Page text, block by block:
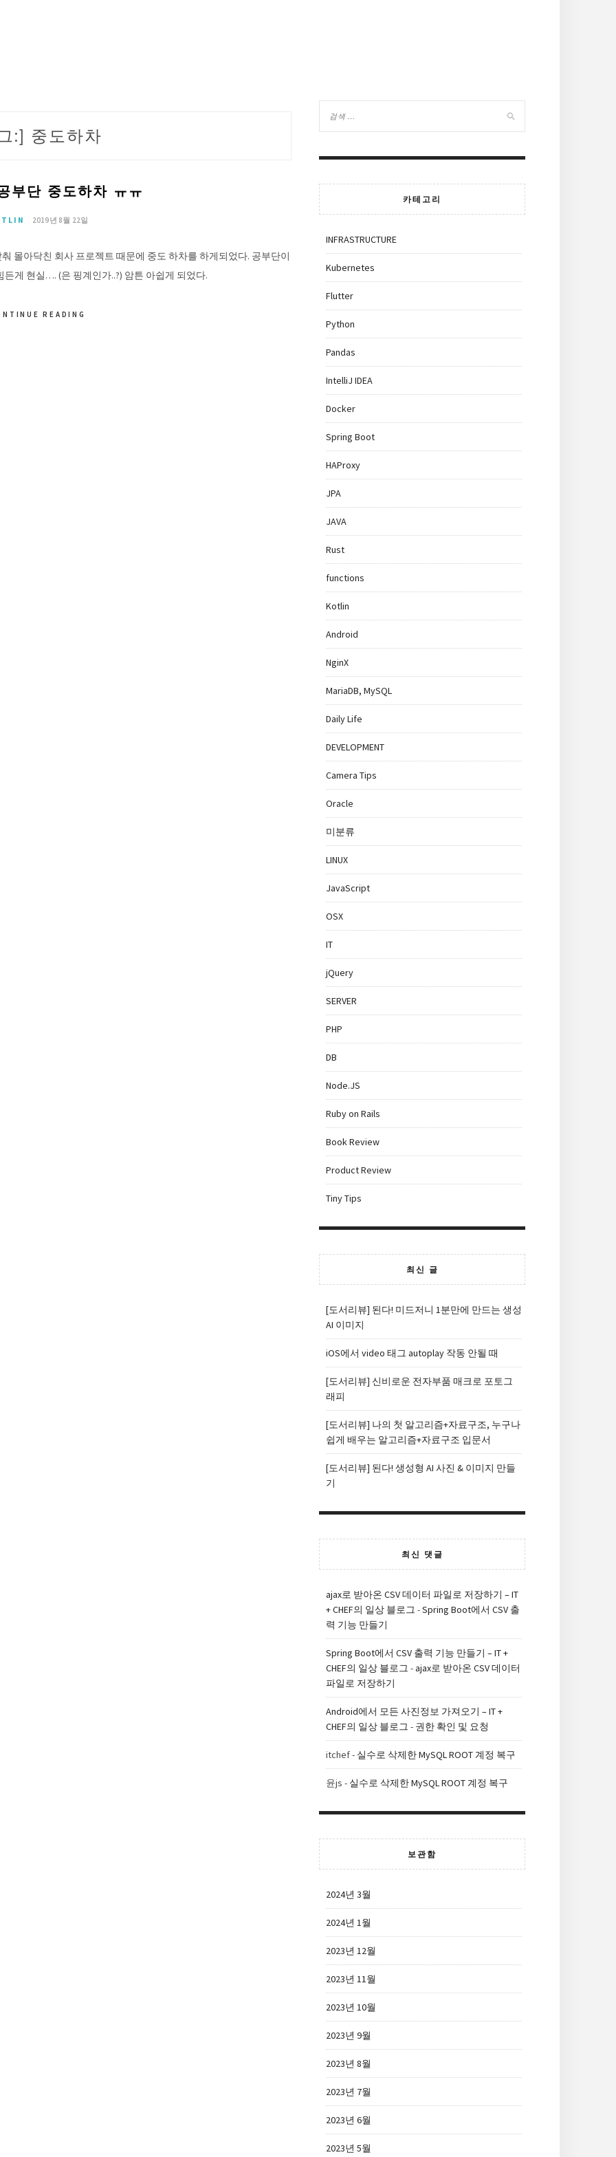
:] 중도하차
부단 중도하차 ㅠㅠ
2019년 8월 22일
몰아닥친 회사 프로젝트 때문에 중도 하차를 하게되었다. 공부단이
게 현실…. (은 핑계인가..?) 암튼 아쉽게 되었다.
READING
카테고리
INFRASTRUCTURE
Kubernetes
Flutter
Python
Pandas
IntelliJ IDEA
Docker
Spring Boot
HAProxy
JPA
JAVA
Rust
functions
Kotlin
Android
NginX
MariaDB, MySQL
Daily Life
DEVELOPMENT
Camera Tips
Oracle
미분류
LINUX
JavaScript
OSX
IT
jQuery
SERVER
PHP
DB
Node.JS
Ruby on Rails
Book Review
Product Review
Tiny Tips
최신 글
[도서리뷰] 된다! 미드저니 1분만에 만드는 생성
AI 이미지
iOS에서 video 태그 autoplay 작동 안될 때
[도서리뷰] 신비로운 전자부품 매크로 포토그
래피
[도서리뷰] 나의 첫 알고리즘+자료구조, 누구나
쉽게 배우는 알고리즘+자료구조 입문서
[도서리뷰] 된다! 생성형 AI 사진 & 이미지 만들
기
최신 댓글
ajax로 받아온 CSV 데이터 파일로 저장하기 – IT
+ CHEF의 일상 블로그 -Spring Boot에서 CSV 출
력 기능 만들기
Spring Boot에서 CSV 출력 기능 만들기 – IT +
CHEF의 일상 블로그 -ajax로 받아온 CSV 데이터
파일로 저장하기
Android에서 모든 사진정보 가져오기 – IT +
CHEF의 일상 블로그 - 권한 확인 및 요청
itchef- 실수로 삭제한 MySQL ROOT 계정 복구
윤js - 실수로 삭제한 MySQL ROOT 계정 복구
보관함
2024년 3월
2024년 1월
2023년 12월
2023년 11월
2023년 10월
2023년 9월
2023년 8월
2023년 7월
2023년 6월
2023년 5월